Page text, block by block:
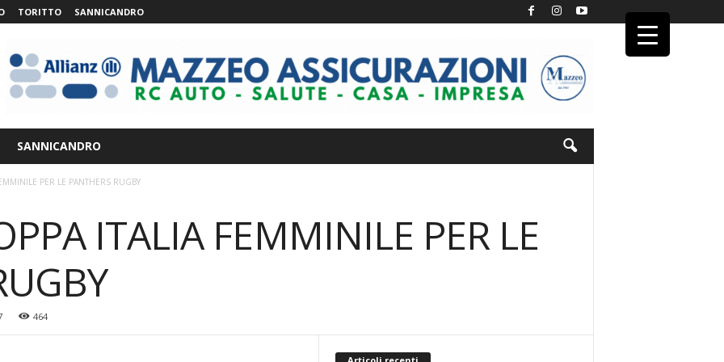
TORITTO SANNICANDRO
SANNICANDRO
PER LE PANTHERS RUGBY
ITALIA FEMMINILE PER LE
464